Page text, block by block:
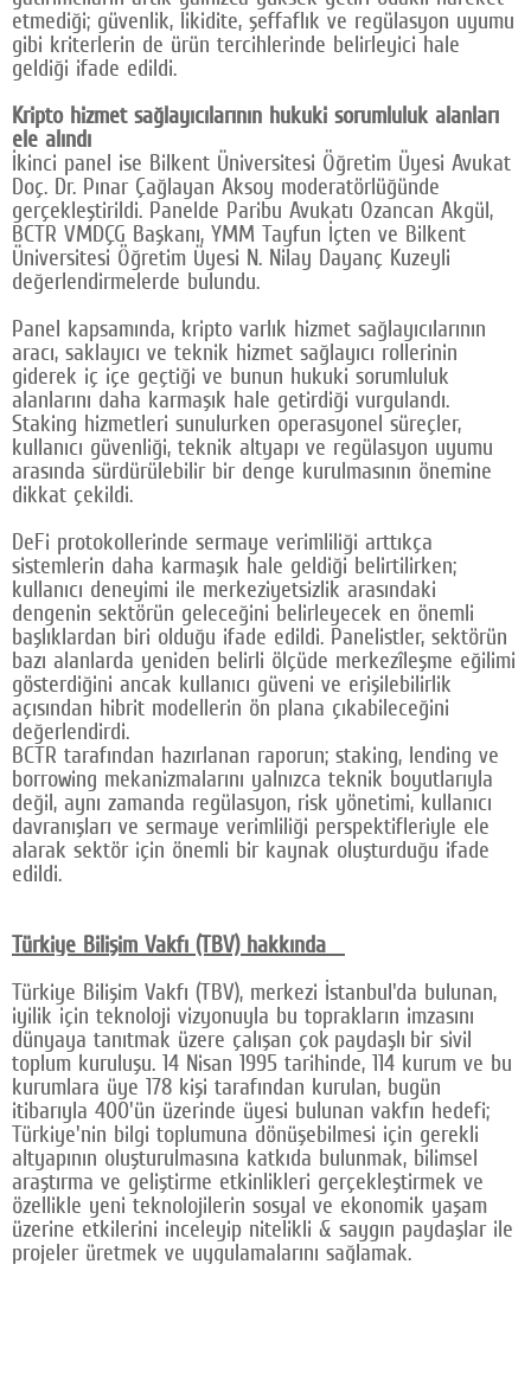
etmediği; güvenlik, likidite, şeffaflık ve regülasyon uyumu
gibi kriterlerin de ürün tercihlerinde belirleyici hale
geldiği ifade edildi.
Kripto hizmet sağlayıcılarının hukuki sorumluluk alanları
ele alındı
İkinci panel ise Bilkent Üniversitesi Öğretim Üyesi Avukat
Doç. Dr. Pınar Çağlayan Aksoy moderatörlüğünde
gerçekleştirildi. Panelde Paribu Avukatı Ozancan Akgül,
BCTR VMDÇG Başkanı, YMM Tayfun İçten ve Bilkent
Üniversitesi Öğretim Üyesi N. Nilay Dayanç Kuzeyli
değerlendirmelerde bulundu.
Panel kapsamında, kripto varlık hizmet sağlayıcılarının
aracı, saklayıcı ve teknik hizmet sağlayıcı rollerinin
giderek iç içe geçtiği ve bunun hukuki sorumluluk
alanlarını daha karmaşık hale getirdiği vurgulandı.
Staking hizmetleri sunulurken operasyonel süreçler,
kullanıcı güvenliği, teknik altyapı ve regülasyon uyumu
arasında sürdürülebilir bir denge kurulmasının önemine
dikkat çekildi.
DeFi protokollerinde sermaye verimliliği arttıkça
sistemlerin daha karmaşık hale geldiği belirtilirken;
kullanıcı deneyimi ile merkeziyetsizlik arasındaki
dengenin sektörün geleceğini belirleyecek en önemli
başlıklardan biri olduğu ifade edildi. Panelistler, sektörün
bazı alanlarda yeniden belirli ölçüde merkezîleşme eğilimi
gösterdiğini ancak kullanıcı güveni ve erişilebilirlik
açısından hibrit modellerin ön plana çıkabileceğini
değerlendirdi.
BCTR tarafından hazırlanan raporun; staking, lending ve
borrowing mekanizmalarını yalnızca teknik boyutlarıyla
değil, aynı zamanda regülasyon, risk yönetimi, kullanıcı
davranışları ve sermaye verimliliği perspektifleriyle ele
alarak sektör için önemli bir kaynak oluşturduğu ifade
edildi.
Türkiye Bilişim Vakfı (TBV) hakkında
Türkiye Bilişim Vakfı (TBV), merkezi İstanbul'da bulunan,
iyilik için teknoloji vizyonuyla bu toprakların imzasını
dünyaya tanıtmak üzere çalışan çok paydaşlı bir sivil
toplum kuruluşu. 14 Nisan 1995 tarihinde, 114 kurum ve bu
kurumlara üye 178 kişi tarafından kurulan, bugün
itibarıyla 400'ün üzerinde üyesi bulunan vakfın hedefi;
Türkiye'nin bilgi toplumuna dönüşebilmesi için gerekli
altyapının oluşturulmasına katkıda bulunmak, bilimsel
araştırma ve geliştirme etkinlikleri gerçekleştirmek ve
özellikle yeni teknolojilerin sosyal ve ekonomik yaşam
üzerine etkilerini inceleyip nitelikli & saygın paydaşlar ile
projeler üretmek ve uygulamalarını sağlamak.